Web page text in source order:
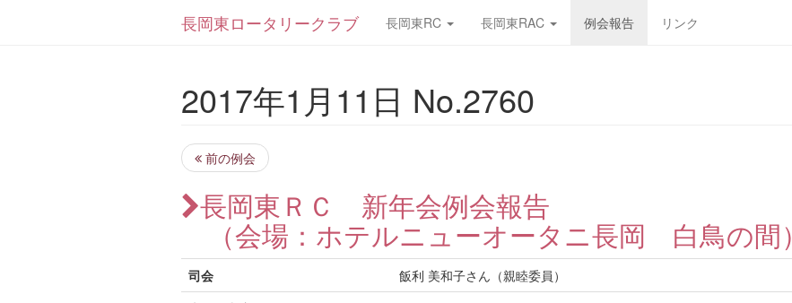
長岡東ロータリークラブ 長岡東RC 長岡東RAC 例会報告 リンク
2017年1月11日 No.2760
前の例会
長岡東ＲＣ 新年会例会報告
（会場：ホテルニューオータニ長岡 白鳥の間）
司会
飯利 美和子さん（親睦委員）